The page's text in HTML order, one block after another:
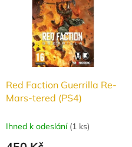
Red Faction Guerrilla Re-
Mars-tered (PS4)
Ihned k odeslání (1 ks)